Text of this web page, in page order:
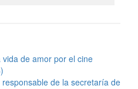
de amor por el cine
de la secretaría de